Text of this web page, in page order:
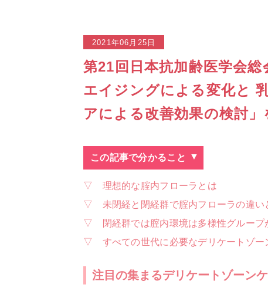
2021年06月25日
第21回日本抗加齢医学会
エイジングによる変化と
アによる改善効果の検討」
この記事で分かること
▽ 理想的な腟内フローラとは
▽ 未閉経と閉経群で腟内フローラの違い
▽ 閉経群では腟内環境は多様性グループ
▽ すべての世代に必要なデリケートゾー
注目の集まるデリケートゾーン